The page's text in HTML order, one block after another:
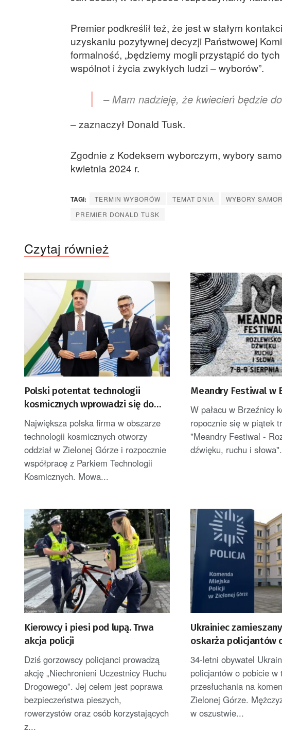
Premier podkreślił też, że jest w stałym
uzyskaniu pozytywnej decyzji Państwowej
formalność, „będziemy mogli przystąpić do
wspólnot i życia zwykłych ludzi – wyborów”.
– Mam nadzieję, że kwiecień będzie
– zaznaczył Donald Tusk.
Zgodnie z Kodeksem wyborczym, wybory
kwietnia 2024 r.
TAGI: TERMIN WYBORÓW TEMAT DNIA WYBORY
PREMIER DONALD TUSK
Czytaj również
Polski potentat technologii
kosmicznych wprowadzi się do
Zielonej Góry
Największa polska firma w obszarze
technologii kosmicznych otworzy
oddział w Zielonej Górze i rozpocznie
współpracę z Parkiem Technologii
Kosmicznych. Mowa...
Meandry Festiwal w
W pałacu w Brzeźnicy
ropocznie się w piątek
"Meandry Festiwal -
dźwięku, ruchu i
Kierowcy i piesi pod lupą. Trwa
akcja policji
Dziś gorzowscy policjanci prowadzą
akcję „Niechronieni Uczestnicy Ruchu
Drogowego”. Jej celem jest poprawa
bezpieczeństwa pieszych,
rowerzystów oraz osób korzystających
z...
Ukrainiec
oskarża policjantów
34-letni obywatel
policjantów o pobicie w
przesłuchania na
Zielonej Górze.
w oszustwie...